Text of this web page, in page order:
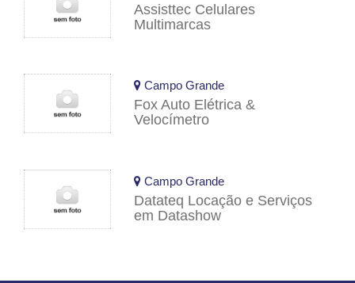
Assisttec Celulares
Multimarcas
Campo Grande
Fox Auto Elétrica &
Velocímetro
Campo Grande
Datateq Locação e Serviços
em Datashow